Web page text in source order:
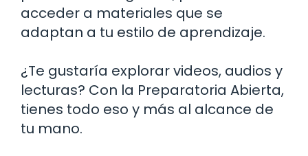
acceder a materiales que se
adaptan a tu estilo de aprendizaje.
¿Te gustaría explorar videos, audios y
lecturas? Con la Preparatoria Abierta,
tienes todo eso y más al alcance de
tu mano.